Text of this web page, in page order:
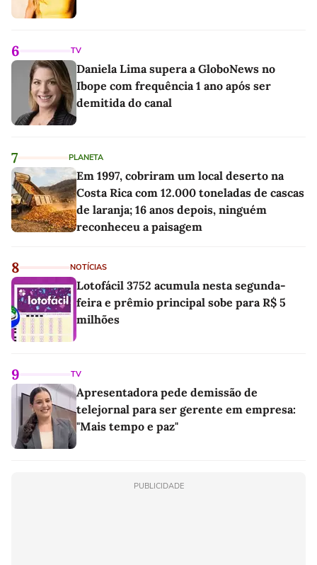
6 TV
Daniela Lima supera a GloboNews no
Ibope com frequência 1 ano após ser
demitida do canal
7 PLANETA
Em 1997, cobriram um local deserto na
Costa Rica com 12.000 toneladas de cascas
de laranja; 16 anos depois, ninguém
reconheceu a paisagem
8 NOTÍCIAS
Lotofácil 3752 acumula nesta segunda-
feira e prêmio principal sobe para R$ 5
milhões
9 TV
Apresentadora pede demissão de
telejornal para ser gerente em empresa:
"Mais tempo e paz"
PUBLICIDADE